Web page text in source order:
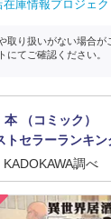
在庫情報プロジェク
取り扱いがない場合が
にてご確認ください。
本 （コミック）
トセラーランキン
KADOKAWA調べ